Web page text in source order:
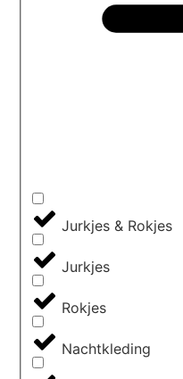
Jurkjes & Rokjes
Jurkjes
Rokjes
Nachtkleding